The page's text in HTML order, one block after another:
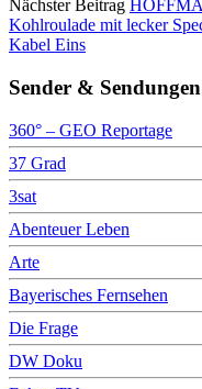
Nächster Beitrag
Kohlroulade mit lecker
Kabel Eins
Sender & Sendungen
360° – GEO Reportage
37 Grad
3sat
Abenteuer Leben
Arte
Bayerisches Fernsehen
Die Frage
DW Doku